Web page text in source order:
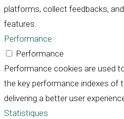
platforms, collect feedbacks,
features.
Performance
Performance
Performance cookies are used
the key performance indexes of
delivering a better user
Statistiques